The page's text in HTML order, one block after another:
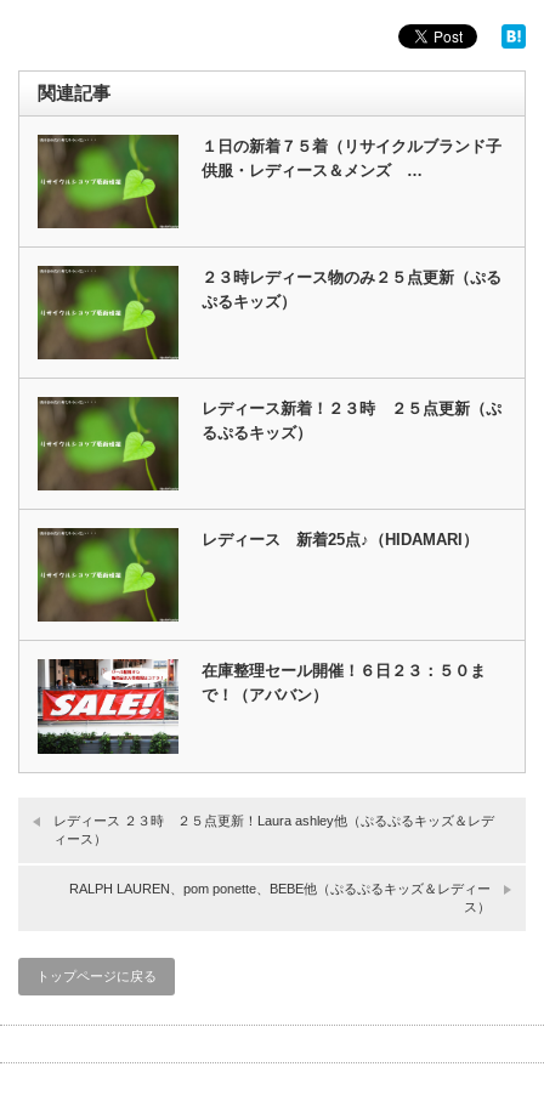
関連記事
１日の新着７５着（リサイクルブランド子
供服・レディース＆メンズ …
２３時レディース物のみ２５点更新（ぷる
ぷるキッズ）
レディース新着！２３時 ２５点更新（ぷ
るぷるキッズ）
レディース 新着25点♪（HIDAMARI）
在庫整理セール開催！６日２３：５０ま
で！（アババン）
レディース ２３時 ２５点更新！Laura ashley他（ぷるぷるキッズ＆レデ
ィース）
RALPH LAUREN、pom ponette、BEBE他（ぷるぷるキッズ＆レディー
ス）
トップページに戻る